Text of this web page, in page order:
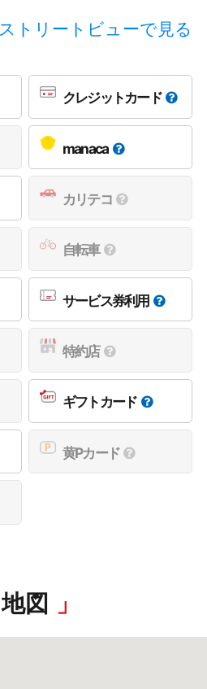
ストリートビューで見る
クレジットカード
manaca
カリテコ
自転車
サービス券利用
特約店
ギフトカード
黄Pカード
地図